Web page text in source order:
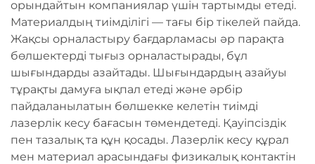
орындайтын компаниялар үшін тартымды етеді.
Материалдың тиімділігі — тағы бір тікелей пайда.
Жақсы орналастыру бағдарламасы әр парақта
бөлшектерді тығыз орналастырады, бұл
шығындарды азайтады. Шығындардың азайуы
тұрақты дамуға ықпал етеді және әрбір
пайдаланылатын бөлшекке келетін тиімді
лазерлік кесу бағасын төмендетеді. Қауіпсіздік
пен тазалық та құн қосады. Лазерлік кесу құрал
мен материал арасындағы физикалық контактін